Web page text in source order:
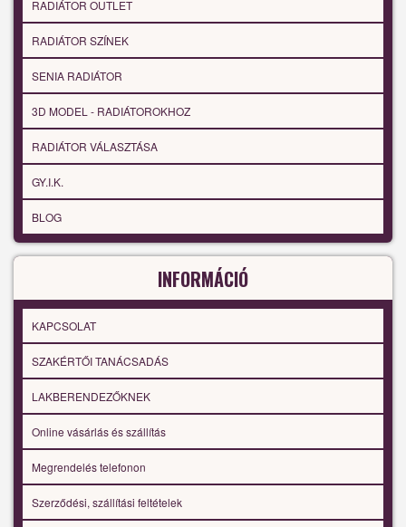
RADIÁTOR OUTLET
RADIÁTOR SZÍNEK
SENIA RADIÁTOR
3D MODEL - RADIÁTOROKHOZ
RADIÁTOR VÁLASZTÁSA
GY.I.K.
BLOG
INFORMÁCIÓ
KAPCSOLAT
SZAKÉRTŐI TANÁCSADÁS
LAKBERENDEZŐKNEK
Online vásárlás és szállítás
Megrendelés telefonon
Szerződési, szállítási feltételek